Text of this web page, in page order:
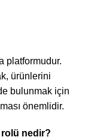
platformudur.
ürünlerini
bulunmak için
önemlidir.
rolü nedir?